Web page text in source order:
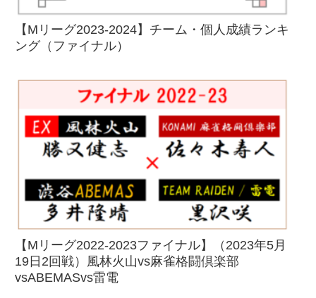
【Mリーグ2023-2024】チーム・個人成績ランキ
ング（ファイナル）
【Mリーグ2022-2023ファイナル】（2023年5月
19日2回戦）風林火山vs麻雀格闘倶楽部
vsABEMASvs雷電